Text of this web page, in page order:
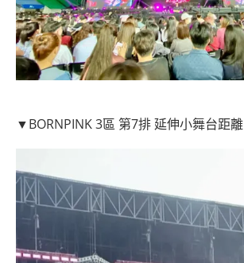
▼BORNPINK 3區 第7排 延伸小舞台距離